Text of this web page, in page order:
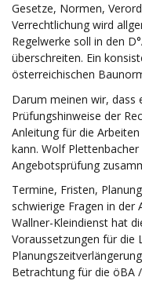
Gesetze, Normen,
Verrechtlichung wird
Regelwerke soll in den
überschreiten. Ein
österreichischen
Darum meinen wir, dass
Prüfungshinweise der
Anleitung für die
kann. Wolf
Angebotsprüfung
Termine, Fristen,
schwierige Fragen in der
Wallner-Kleindienst hat
Voraussetzungen für die
Betrachtung für die öBA